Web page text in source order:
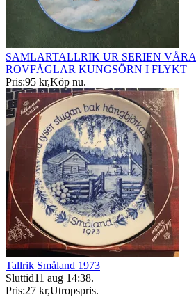
SAMLARTALLRIK UR SERIEN
ROVFÅGLAR KUNGSÖRN I FLYKT
Pris:95 kr,Köp nu.
Tallrik Småland 1973
Sluttid11 aug 14:38.
Pris:27 kr,Utropspris.